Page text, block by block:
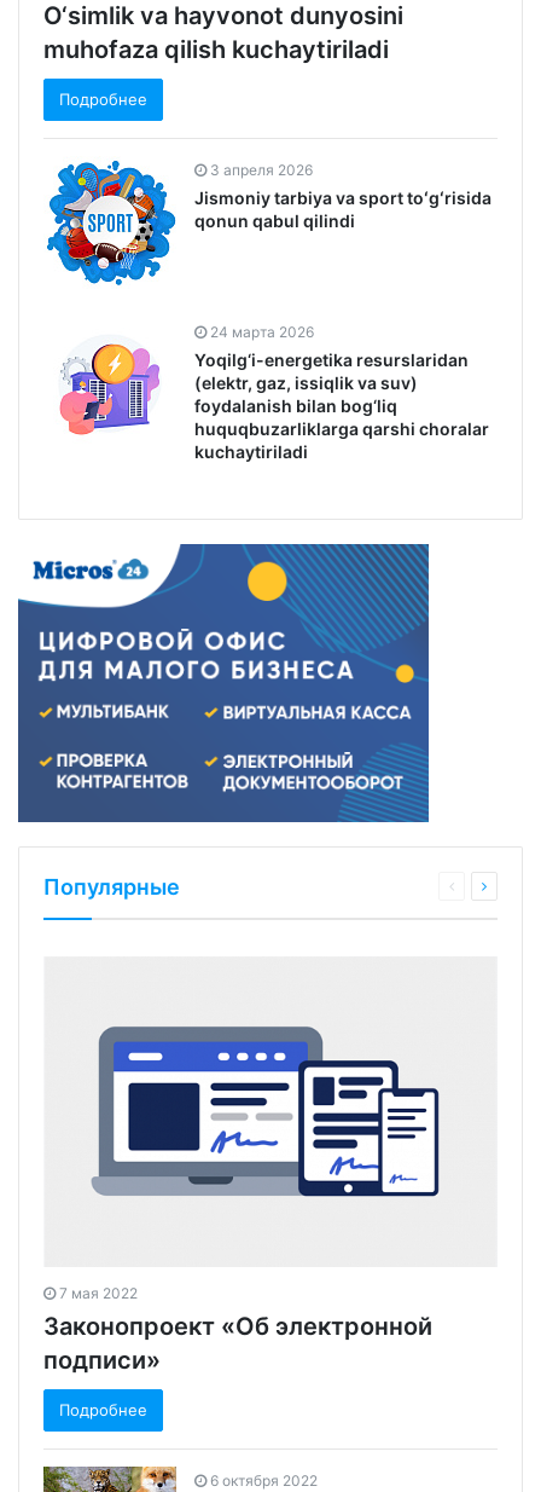
O‘simlik va hayvonot dunyosini
muhofaza qilish kuchaytiriladi
Подробнее
3 апреля 2026
Jismoniy tarbiya va sport toʻgʻrisida
qonun qabul qilindi
24 марта 2026
Yoqilg‘i-energetika resurslaridan
(elektr, gaz, issiqlik va suv)
foydalanish bilan bog‘liq
huquqbuzarliklarga qarshi choralar
kuchaytiriladi
Популярные
7 мая 2022
Законопроект «Об электронной
подписи»
Подробнее
6 октября 2022